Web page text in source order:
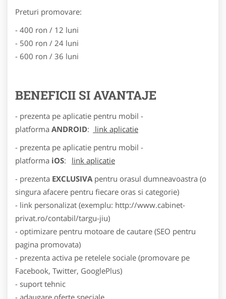
Preturi promovare:
- 400 ron / 12 luni
- 500 ron / 24 luni
- 600 ron / 36 luni
BENEFICII SI AVANTAJE
- prezenta pe aplicatie pentru mobil -
platforma ANDROID:
link aplicatie
- prezenta pe aplicatie pentru mobil -
platforma iOS:
link aplicatie
- prezenta EXCLUSIVA pentru orasul dumneavoastra (o
singura afacere pentru fiecare oras si categorie)
- link personalizat (exemplu: http://www.cabinet-
privat.ro/contabil/targu-jiu)
- optimizare pentru motoare de cautare (SEO pentru
pagina promovata)
- prezenta activa pe retelele sociale (promovare pe
Facebook, Twitter, GooglePlus)
- suport tehnic
- adaugare oferte speciale